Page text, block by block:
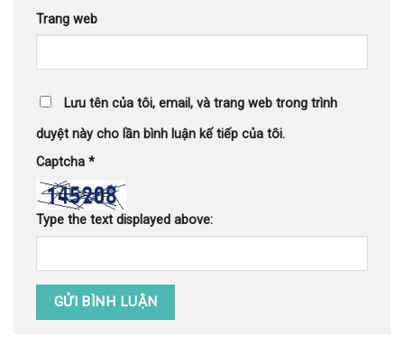
Trang web
Lưu tên của tôi, email, và trang web trong trình
duyệt này cho lần bình luận kế tiếp của tôi.
Captcha *
Type the text displayed above: